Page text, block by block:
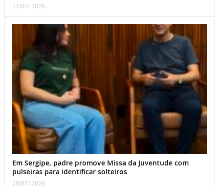
31/07/ 2026
Em Sergipe, padre promove Missa da Juventude com
pulseiras para identificar solteiros
29/07/ 2026